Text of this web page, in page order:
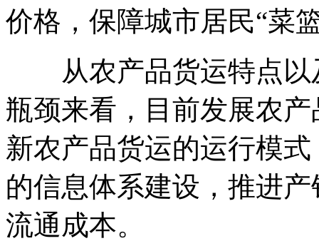
价格，保障城市居民“菜
从农产品货运特点以
瓶颈来看，目前发展农
新农产品货运的运行模
的信息体系建设，推进
流通成本。